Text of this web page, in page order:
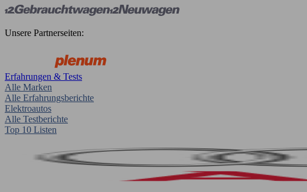
Unsere Partnerseiten:
Erfahrungen & Tests
Alle Marken
Alle Erfahrungsberichte
Elektroautos
Alle Testberichte
Top 10 Listen